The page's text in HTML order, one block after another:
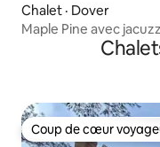
Chalet · Dover
Maple Pine avec
Coup de cœur
Coup de cœur